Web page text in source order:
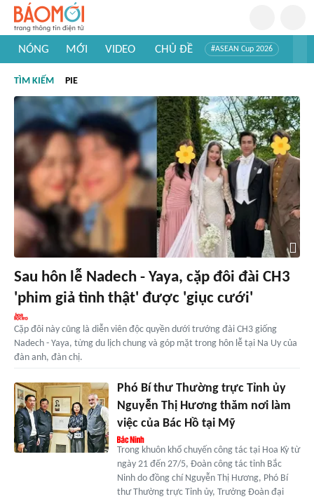
NÓNG MỚI VIDEO CHỦ ĐỀ #ASEAN Cup 2026
#Khám phá thế giới
TÌM KIẾM PIE
Sau hôn lễ Nadech - Yaya, cặp đôi đài CH3
'phim giả tình thật' được 'giục cưới'
Cặp đôi này cũng là diễn viên độc quyền dưới trướng đài CH3 giống
Nadech - Yaya, từng du lịch chung và góp mặt trong hôn lễ tại Na Uy của
đàn anh, đàn chị.
Phó Bí thư Thường trực Tỉnh ủy
Nguyễn Thị Hương thăm nơi làm
việc của Bác Hồ tại Mỹ
Trong khuôn khổ chuyến công tác tại Hoa Kỳ từ
ngày 21 đến 27/5, Đoàn công tác tỉnh Bắc
Ninh do đồng chí Nguyễn Thị Hương, Phó Bí
thư Thường trực Tỉnh ủy, Trưởng Đoàn đại